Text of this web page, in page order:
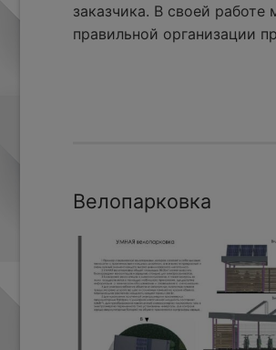
заказчика. В своей
правильной организации
Велопарковка